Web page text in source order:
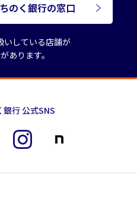
のく銀行の窓口
いしている店舗が
あります。
行 公式SNS